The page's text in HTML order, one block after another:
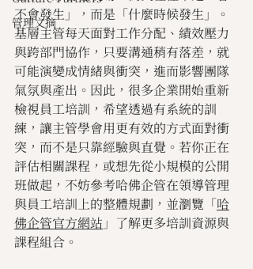
管理文摘
不會發生」，而是「什麼時候發生」。
基層主管每天面對工作分配、績效壓力
與跨部門協作，只要溝通稍有落差，就
可能演變成情緒與衝突，進而影響團隊
氣氛與產出。因此，很多企業開始重新
檢視員工培訓，希望透過有系統的訓
練，讓主管學會用更有效的方式面對衝
突，而不是只靠經驗與直覺。若你正在
評估相關課程，或想先從小規模的公開
班做起，不妨參考哈佛企管在領導管理
與員工培訓上的整體規劃，並瀏覽「哈
佛企管官方網站 」了解更多培訓資源與
課程組合。